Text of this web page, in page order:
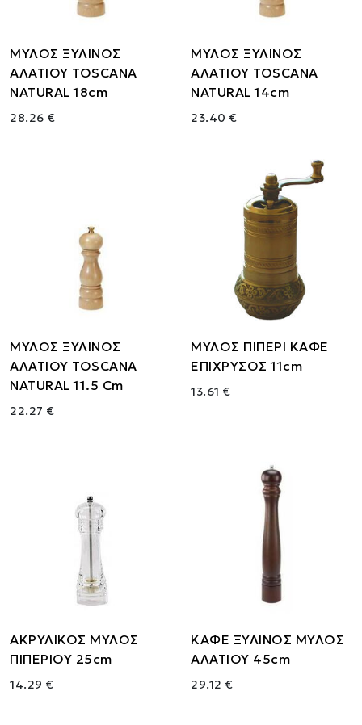
ΜΥΛΟΣ ΞΥΛΙΝΟΣ
ΑΛΑΤΙΟΥ TOSCANA
NATURAL 18cm
28.26 €
ΜΥΛΟΣ ΞΥΛΙΝΟΣ
ΑΛΑΤΙΟΥ TOSCANA
NATURAL 14cm
23.40 €
ΜΥΛΟΣ ΞΥΛΙΝΟΣ
ΑΛΑΤΙΟΥ TOSCANA
NATURAL 11.5 Cm
22.27 €
ΜΥΛΟΣ ΠΙΠΕΡΙ ΚΑΦΕ
ΕΠΙΧΡΥΣΟΣ 11cm
13.61 €
ΑΚΡΥΛΙΚΟΣ ΜΥΛΟΣ
ΠΙΠΕΡΙΟΥ 25cm
14.29 €
ΚΑΦΕ ΞΥΛΙΝΟΣ ΜΥΛΟΣ
ΑΛΑΤΙΟΥ 45cm
29.12 €